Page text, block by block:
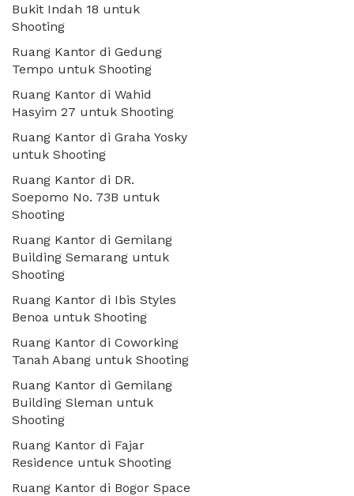
Bukit Indah 18 untuk
Shooting
Ruang Kantor di Gedung
Tempo untuk Shooting
Ruang Kantor di Wahid
Hasyim 27 untuk Shooting
Ruang Kantor di Graha Yosky
untuk Shooting
Ruang Kantor di DR.
Soepomo No. 73B untuk
Shooting
Ruang Kantor di Gemilang
Building Semarang untuk
Shooting
Ruang Kantor di Ibis Styles
Benoa untuk Shooting
Ruang Kantor di Coworking
Tanah Abang untuk Shooting
Ruang Kantor di Gemilang
Building Sleman untuk
Shooting
Ruang Kantor di Fajar
Residence untuk Shooting
Ruang Kantor di Bogor Space